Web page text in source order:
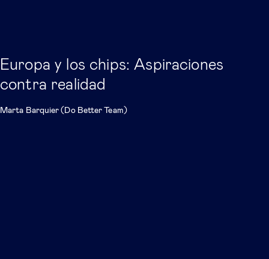
Europa y los chips: Aspiraciones
contra realidad
Marta Barquier (Do Better Team)